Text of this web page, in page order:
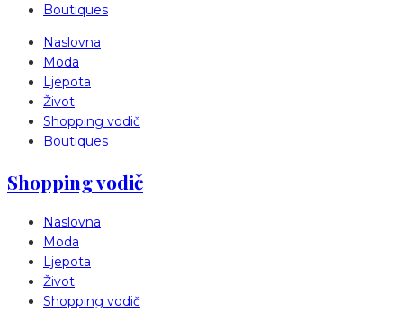
Boutiques
Naslovna
Moda
Ljepota
Život
Shopping vodič
Boutiques
Shopping vodič
Naslovna
Moda
Ljepota
Život
Shopping vodič